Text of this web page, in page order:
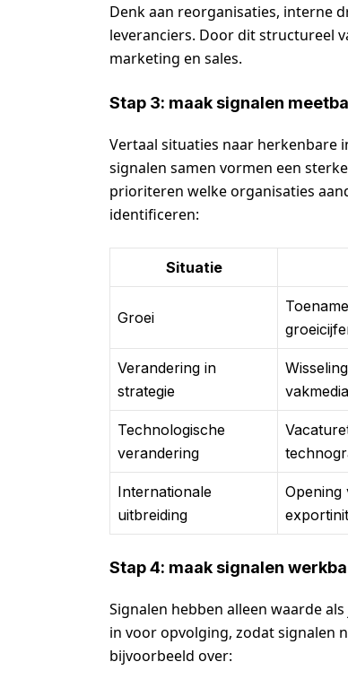
Denk aan reorganisaties, interne
leveranciers. Door dit structureel
marketing en sales.
Stap 3: maak signalen
Vertaal situaties naar herkenbare
signalen samen vormen een
prioriteren welke organisaties
identificeren:
Situatie
Groei
Verandering in
strategie
vakmedia
Technologische
verandering
Internationale
uitbreiding
Opening
Stap 4: maak signalen
Signalen hebben alleen waarde
in voor opvolging, zodat signalen
bijvoorbeeld over: